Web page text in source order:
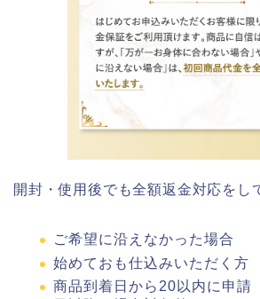
開封・使用後でも全額返金対応をし
ご希望に沿えなかった場合
始めておも仕込みいただく方
商品到着日から20以内に申請